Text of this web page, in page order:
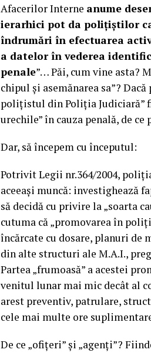
Afacerilor Interne anume
ierarhici pot da poliţiştilor
îndrumări în efectuarea
a datelor în vederea
penale”… Păi, cum vine asta?
chipul și asemănarea sa”?
polițistul din Poliția Judiciară”
urechile” în cauza penală, de
Dar, să începem cu începutul:
Potrivit Legii nr.364/2004,
aceeași muncă: investighează
să decidă cu privire la „soarta
cutuma că „promovarea în
încărcate cu dosare, planuri
din alte structuri ale M.A.I.,
Partea „frumoasă” a acestei
venitul lunar mai mic decât al
arest preventiv, patrulare,
cele mai multe ore
De ce „ofițeri” și „agenți”?